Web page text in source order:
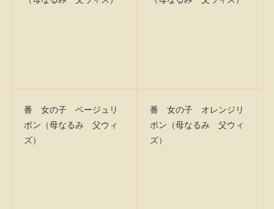
番 女の子 ベージュリ
ボン（母なるみ 父ウィ
ズ）
番 女の子 オレンジリ
ボン（母なるみ 父ウィ
ズ）